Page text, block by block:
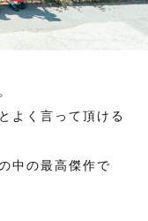
よく言って頂ける
中の最高傑作で